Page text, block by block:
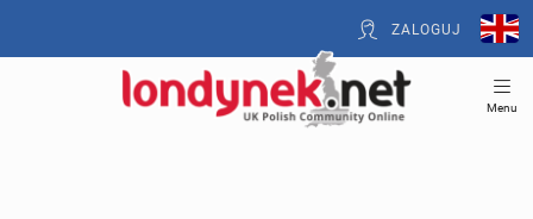
ZALOGUJ
Menu